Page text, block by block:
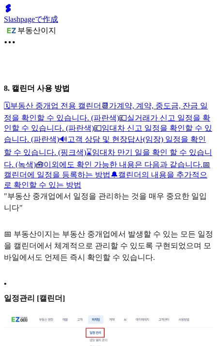
Slashpageで作成
부동산이지
8. 캘린더 사용 방법
🗓부동산 중개업 전용 캘린더 📆가계약, 계약, 중도금, 잔금 일
정을 확인할 수 있습니다. (파란색)💷실거래가 신고 일정을 확
인할 수 있습니다. (파란색)💷임대차 신고 일정을 확인할 수 있
습니다. (파란색)🔊고객 상담 및 현장답사(임장) 일정을 확인
할 수 있습니다. (핑크색)⌛임대차 만기 일을 확인 할 수 있습니
다. (녹색)🧰이외에도 확인 가능한 내용은 다음과 같습니다.📅
캘린더에 일정을 등록하는 방법 🔔캘린더의 내용을 추가적으
로 확인할 수 있는 방법
"부동산 중개업에서 일정을 관리하는 것을 매우 중요한 일입
니다"
📅 부동산이지는 부동산 중개업에서 발생할 수 있는 모든 일정
을 캘린더에서 체계적으로 관리할 수 있도록 구현되었으며 모
바일에서도 언제든 즉시 확인할 수 있습니다.
•
일정관리 [캘린더]